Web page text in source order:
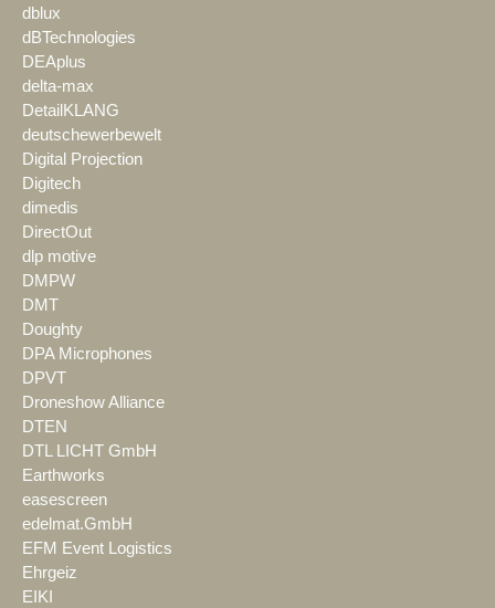
dblux
dBTechnologies
DEAplus
delta-max
DetailKLANG
deutschewerbewelt
Digital Projection
Digitech
dimedis
DirectOut
dlp motive
DMPW
DMT
Doughty
DPA Microphones
DPVT
Droneshow Alliance
DTEN
DTL LICHT GmbH
Earthworks
easescreen
edelmat.GmbH
EFM Event Logistics
Ehrgeiz
EIKI